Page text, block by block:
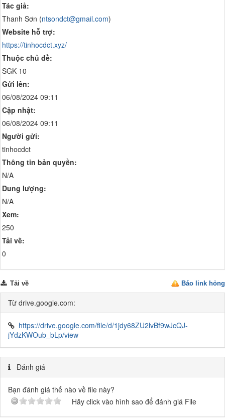
Tác giả:
Thanh Sơn (ntsondct@gmail.com)
Website hỗ trợ:
https://tinhocdct.xyz/
Thuộc chủ đề:
SGK 10
Gửi lên:
06/08/2024 09:11
Cập nhật:
06/08/2024 09:11
Người gửi:
tinhocdct
Thông tin bản quyền:
N/A
Dung lượng:
N/A
Xem:
250
Tải về:
0
Báo link hỏng
Tải về
Từ drive.google.com:
https://drive.google.com/file/d/1jdy68ZU2lvBf9wJcQJ-
jYdzKWOub_bLp/view
Đánh giá
Bạn đánh giá thế nào về file này?
Hãy click vào hình sao để đánh giá File